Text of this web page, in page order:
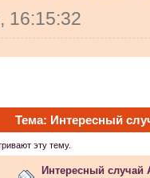
16:15:32
никак
12:02:14
Тема: Интересный
эту тему.
Интересный